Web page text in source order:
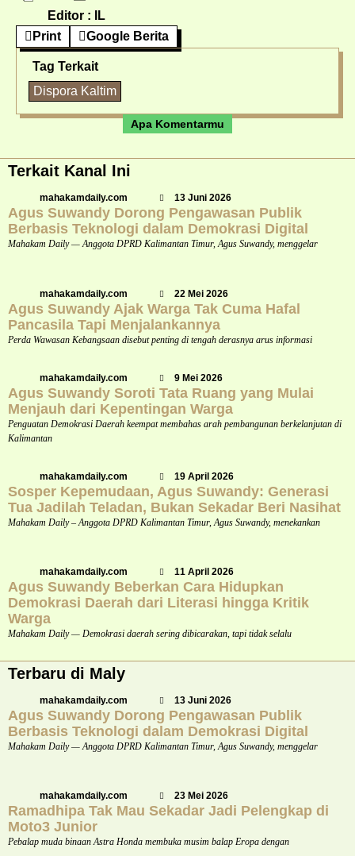
Editor : IL
Print
Google Berita
Tag Terkait
Dispora Kaltim
Apa Komentarmu
Terkait Kanal Ini
mahakamdaily.com 13 Juni 2026
Agus Suwandy Dorong Pengawasan Publik
Berbasis Teknologi dalam Demokrasi Digital
Mahakam Daily — Anggota DPRD Kalimantan Timur, Agus Suwandy, menggelar
mahakamdaily.com 22 Mei 2026
Agus Suwandy Ajak Warga Tak Cuma Hafal
Pancasila Tapi Menjalankannya
Perda Wawasan Kebangsaan disebut penting di tengah derasnya arus informasi
mahakamdaily.com 9 Mei 2026
Agus Suwandy Soroti Tata Ruang yang Mulai
Menjauh dari Kepentingan Warga
Penguatan Demokrasi Daerah keempat membahas arah pembangunan berkelanjutan di
Kalimantan
mahakamdaily.com 19 April 2026
Sosper Kepemudaan, Agus Suwandy: Generasi
Tua Jadilah Teladan, Bukan Sekadar Beri Nasihat
Mahakam Daily – Anggota DPRD Kalimantan Timur, Agus Suwandy, menekankan
mahakamdaily.com 11 April 2026
Agus Suwandy Beberkan Cara Hidupkan
Demokrasi Daerah dari Literasi hingga Kritik
Warga
Mahakam Daily — Demokrasi daerah sering dibicarakan, tapi tidak selalu
Terbaru di Maly
mahakamdaily.com 13 Juni 2026
Agus Suwandy Dorong Pengawasan Publik
Berbasis Teknologi dalam Demokrasi Digital
Mahakam Daily — Anggota DPRD Kalimantan Timur, Agus Suwandy, menggelar
mahakamdaily.com 23 Mei 2026
Ramadhipa Tak Mau Sekadar Jadi Pelengkap di
Moto3 Junior
Pebalap muda binaan Astra Honda membuka musim balap Eropa dengan